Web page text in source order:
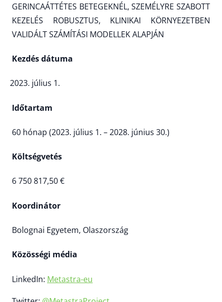
GERINCAÁTTÉTES BETEGEKNÉL, SZEMÉLYRE SZABOTT
KEZELÉS ROBUSZTUS, KLINIKAI KÖRNYEZETBEN
VALIDÁLT SZÁMÍTÁSI MODELLEK ALAPJÁN
Kezdés dátuma
július 1.
Időtartam
60 hónap (2023. július 1. – 2028. június 30.)
Költségvetés
6 750 817,50 €
Koordinátor
Bolognai Egyetem, Olaszország
Közösségi média
LinkedIn: Metastra-eu